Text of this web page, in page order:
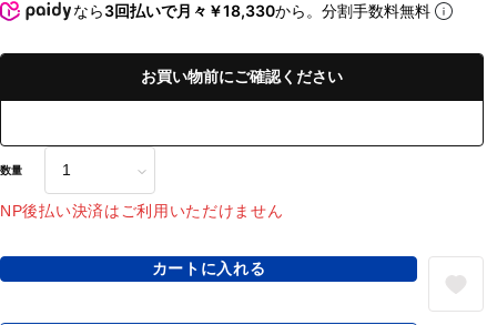
なら3回払いで月々￥18,330から。分割手数料無料
お買い物前にご確認ください
数量
NP後払い決済はご利用いただけません
カートに入れる